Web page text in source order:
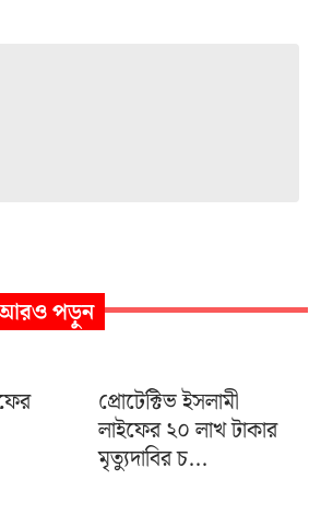
পড়ুন
প্রোটেক্টিভ ইসলামী
লাইফের ২০ লাখ টাকার
মৃত্যুদাবির চ...